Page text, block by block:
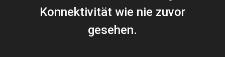
Konnektivität wie nie zuvor
gesehen.